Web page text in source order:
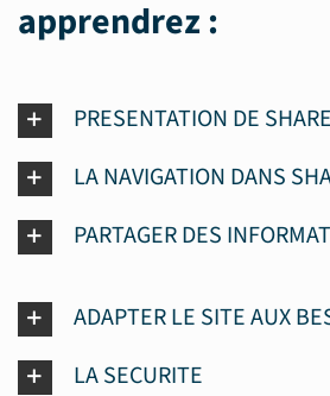
apprendrez :
PRESENTATION DE
LA NAVIGATION DANS
PARTAGER DES
ADAPTER LE SITE AUX
LA SECURITE